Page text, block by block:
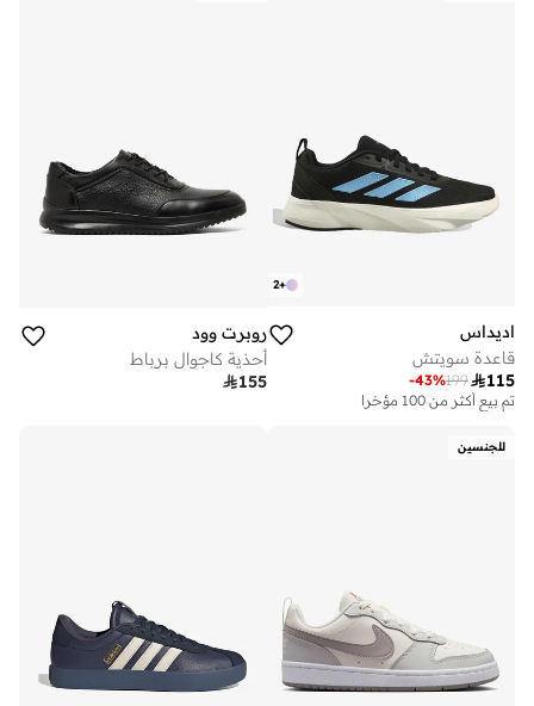
+
2
اديداس
قاعدة سويتش
115
199
-43%
تم بيع أكثر من 100 مؤخرا
روبرت وود
أحذية كاجوال برباط
155
للجنسين